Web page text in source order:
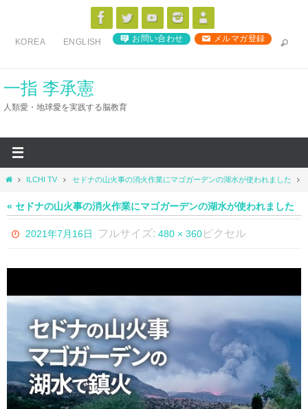
ス
KOREA ENGLISH お問い合わせ メルマガ登録
一指 李承憲
人類愛・地球愛を実践する脳教育
ホ
ム
ILCHI TV セドナの山火事の消火作業にマゴガーデンの湖水が使われました
« セドナの山火事の消火作業にマゴガーデンの湖水が使われました
2021年7月16日 フルサイズ:480 × 360ピクセル